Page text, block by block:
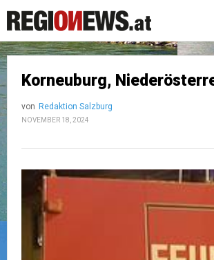
Korneuburg,
von Redaktion Salzburg
NOVEMBER 18, 2024